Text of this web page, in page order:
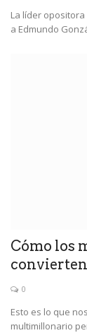
La líder
a Edmundo
Cómo los
0
Esto es lo que
multimillonario